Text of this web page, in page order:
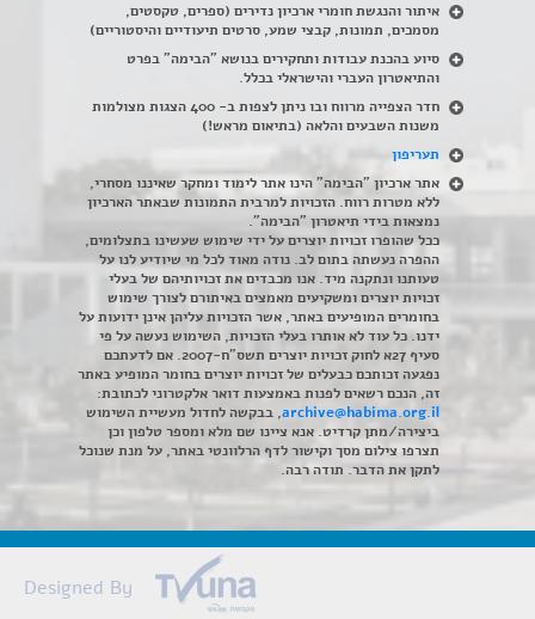
איתור והנגשת חומרי ארכיון נדירים (ספרים, טקסטים,
מסמכים, תמונות, קבצי שמע, סרטים תיעודיים והיסטוריים)
סיוע בהכנת עבודות ותחקירים בנושא "הבימה" בפרט
והתיאטרון העברי והישראלי בכלל.
חדר הצפייה מרווח ובו ניתן לצפות ב- 400 הצגות מצולמות
משנות השבעים והלאה (בתיאום מראש!)
תעריפון
אתר ארכיון "הבימה" הינו אתר לימוד ומחקר שאיננו מסחרי,
ללא מטרות רווח. הזכויות למרבית התמונות שבאתר הארכיון
נמצאות בידי תיאטרון "הבימה".
ככל שהופרו זכויות יוצרים על ידי שימוש שעשינו בתצלומים,
ההפרה נעשתה בתום לב. נודה מאוד לכל מי שיודיע לנו על
טעותנו ונתקנה מיד. אנו מכבדים את זכויותיהם של בעלי
זכויות יוצרים ומשקיעים מאמצים באיתורם לצורך שימוש
בחומרים המופיעים באתר, אשר הזכויות עליהן אינן ידועות על
ידנו. כל עוד לא אותרו בעלי הזכויות, השימוש נעשה על פי
סעיף 27א לחוק זכויות יוצרים תשס"ח-2007. אם לדעתכם
נפגעה זכותכם כבעלים של זכויות יוצרים בחומר המופיע באתר
זה, הנכם רשאים לפנות באמצעות דואר אלקטרוני לכתובת:
archive@habima.org.il, בבקשה לחדול מעשיית השימוש
ביצירה/מתן קרדיט. אנא ציינו שם מלא ומספר טלפון וכן
תצרפו צילום מסך וקישור לדף הרלוונטי באתר, על מנת שנוכל
לתקן את הדבר. תודה רבה.
Designed By